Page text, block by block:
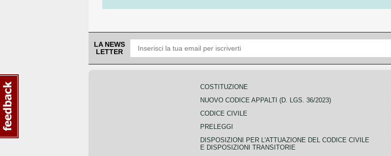
LA NEWS
LETTER
COSTITUZIONE
NUOVO CODICE APPALTI (D. LGS. 36/2023)
CODICE CIVILE
PRELEGGI
DISPOSIZIONI PER L'ATTUAZIONE DEL CODICE CIVILE
E DISPOSIZIONI TRANSITORIE